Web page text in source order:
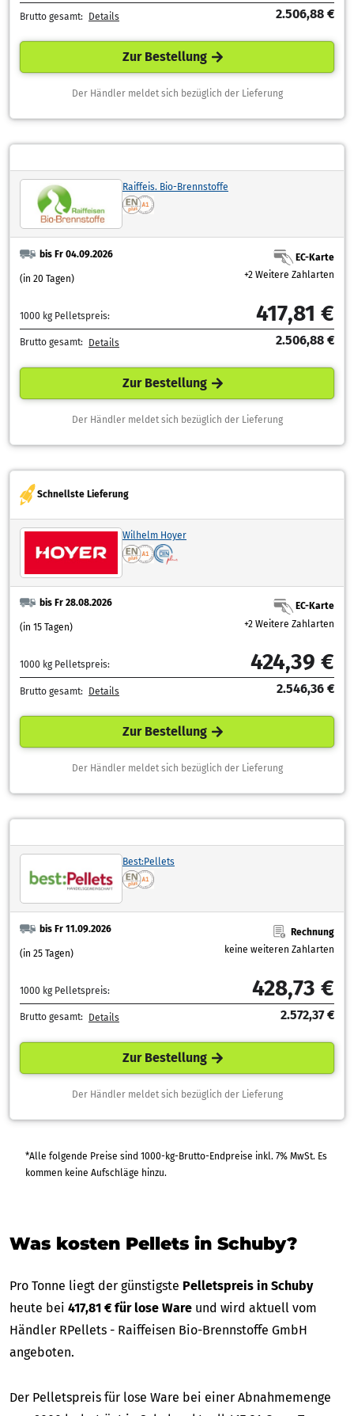
Brutto gesamt: Details 2.506,88 €
Zur Bestellung
Der Händler meldet sich bezüglich der Lieferung
Raiffeis. Bio-Brennstoffe
bis Fr 04.09.2026
(in 20 Tagen)
EC-Karte
+2 Weitere Zahlarten
1000 kg Pelletspreis: 417,81 €
Brutto gesamt: Details 2.506,88 €
Zur Bestellung
Der Händler meldet sich bezüglich der Lieferung
Schnellste Lieferung
Wilhelm Hoyer
bis Fr 28.08.2026
(in 15 Tagen)
EC-Karte
+2 Weitere Zahlarten
1000 kg Pelletspreis: 424,39 €
Brutto gesamt: Details 2.546,36 €
Zur Bestellung
Der Händler meldet sich bezüglich der Lieferung
Best:Pellets
bis Fr 11.09.2026
(in 25 Tagen)
Rechnung
keine weiteren Zahlarten
1000 kg Pelletspreis: 428,73 €
Brutto gesamt: Details 2.572,37 €
Zur Bestellung
Der Händler meldet sich bezüglich der Lieferung
*Alle folgende Preise sind 1000-kg-Brutto-Endpreise inkl. 7% MwSt. Es
kommen keine Aufschläge hinzu.
Was kosten Pellets in Schuby?
Pro Tonne liegt der günstigste Pelletspreis in Schuby
heute bei 417,81 € für lose Ware und wird aktuell vom
Händler RPellets - Raiffeisen Bio-Brennstoffe GmbH
angeboten.
Der Pelletspreis für lose Ware bei einer Abnahmemenge